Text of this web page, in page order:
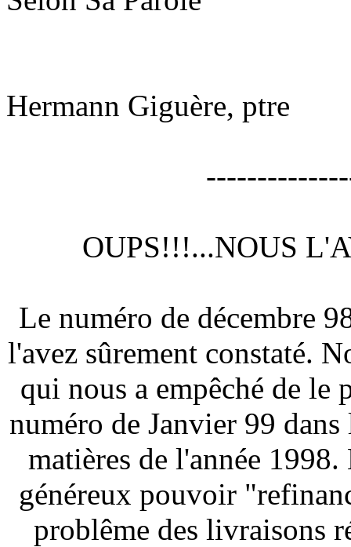
Hermann Giguère, ptre
OUPS!!!...NOUS
Le numéro de décembre
l'avez sûrement constaté.
qui nous a empêché de le
numéro de Janvier 99
matières de l'année
généreux pouvoir
problême des livraisons